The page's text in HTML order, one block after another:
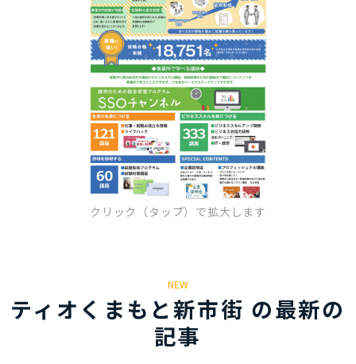
クリック（タップ）で拡大します
NEW
ティオくまもと新市街 の最新の
記事